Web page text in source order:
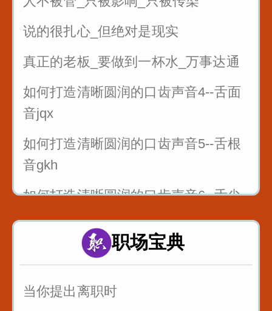
说的很扎心_但绝对是现实
真正的老板_要做到一杯水_万事达通
如何打造清晰圆润的口齿声音4--舌面
音jqx
如何打造清晰圆润的口齿声音5--舌根
音gkh
如何打造清晰圆润的口齿声音6--舌尖
前后音zcszhchshr
4_舌面音jqx_漆匠和锡匠
职场宝典
当你提出离职时